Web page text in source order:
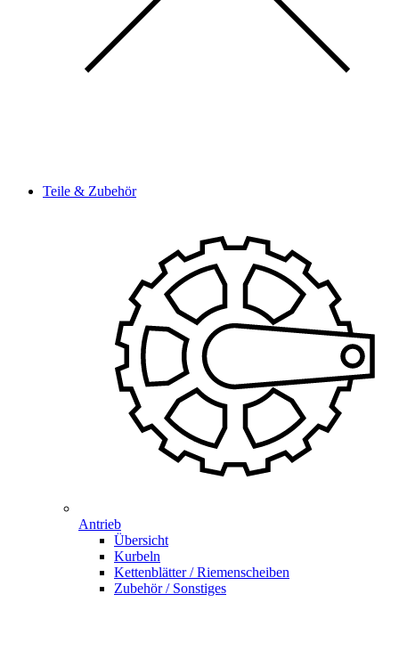
Teile & Zubehör
Antrieb
Übersicht
Kurbeln
Kettenblätter / Riemenscheiben
Zubehör / Sonstiges